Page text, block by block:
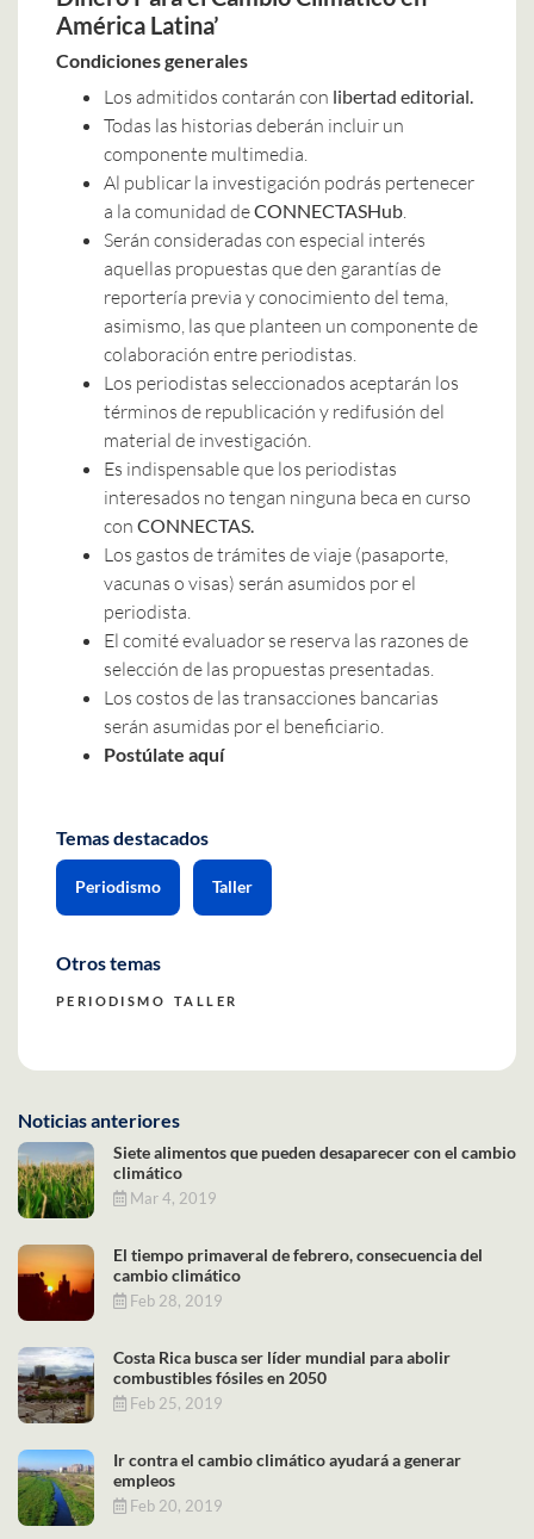
América Latina’
Condiciones generales
Los admitidos contarán con libertad editorial.
Todas las historias deberán incluir un
componente multimedia.
Al publicar la investigación podrás pertenecer
a la comunidad deCONNECTASHub
Serán consideradas con especial interés
aquellas propuestas que den garantías de
reportería previa y conocimiento del tema,
asimismo, las que planteen un componente de
colaboración entre periodistas.
Los periodistas seleccionados aceptarán los
términos de republicación y redifusión del
material de investigación.
Es indispensable que los periodistas
interesados no tengan ninguna beca en curso
con CONNECTAS.
Los gastos de trámites de viaje (pasaporte,
vacunas o visas) serán asumidos por el
periodista.
El comité evaluador se reserva las razones de
selección de las propuestas presentadas.
Los costos de las transacciones bancarias
serán asumidas por el beneficiario.
Postúlate aquí
Temas destacados
Periodismo Taller
Otros temas
PERIODISMO TALLER
Noticias anteriores
Siete alimentos que pueden desaparecer con el cambio
climático
Mar 4, 2019
El tiempo primaveral de febrero, consecuencia del
cambio climático
Feb 28, 2019
Costa Rica busca ser líder mundial para abolir
combustibles fósiles en 2050
Feb 25, 2019
Ir contra el cambio climático ayudará a generar
empleos
Feb 20, 2019